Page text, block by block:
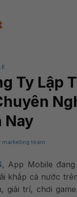
Ty Lập
Nay
marketing team
, App Mobile
khắp cả nước
giải trí, chơi